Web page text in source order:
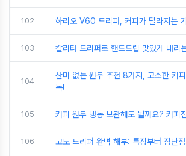
102 하리오 V60 드리퍼, 커피가 달라지는
103 칼리타 드리퍼로 핸드드립 맛있게 내리
104
산미 없는 원두 추천 8가지, 고소한 커
독!
105 커피 원두 냉동 보관해도 될까요? 커피
106 고노 드리퍼 완벽 해부: 특징부터 장단점